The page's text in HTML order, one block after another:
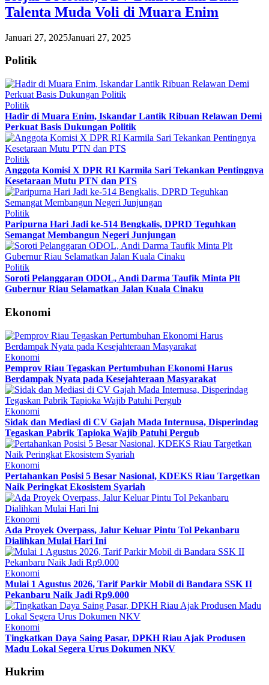
Talenta Muda Voli di Muara Enim
Januari 27, 2025Januari 27, 2025
Politik
Politik
Hadir di Muara Enim, Iskandar Lantik Ribuan Relawan Demi
Perkuat Basis Dukungan Politik
Politik
Anggota Komisi X DPR RI Karmila Sari Tekankan Pentingnya
Kesetaraan Mutu PTN dan PTS
Politik
Paripurna Hari Jadi ke-514 Bengkalis, DPRD Teguhkan
Semangat Membangun Negeri Junjungan
Politik
Soroti Pelanggaran ODOL, Andi Darma Taufik Minta Plt
Gubernur Riau Selamatkan Jalan Kuala Cinaku
Ekonomi
Ekonomi
Pemprov Riau Tegaskan Pertumbuhan Ekonomi Harus
Berdampak Nyata pada Kesejahteraan Masyarakat
Ekonomi
Sidak dan Mediasi di CV Gajah Mada Internusa, Disperindag
Tegaskan Pabrik Tapioka Wajib Patuhi Pergub
Ekonomi
Pertahankan Posisi 5 Besar Nasional, KDEKS Riau Targetkan
Naik Peringkat Ekosistem Syariah
Ekonomi
Ada Proyek Overpass, Jalur Keluar Pintu Tol Pekanbaru
Dialihkan Mulai Hari Ini
Ekonomi
Mulai 1 Agustus 2026, Tarif Parkir Mobil di Bandara SSK II
Pekanbaru Naik Jadi Rp9.000
Ekonomi
Tingkatkan Daya Saing Pasar, DPKH Riau Ajak Produsen
Madu Lokal Segera Urus Dokumen NKV
Hukrim